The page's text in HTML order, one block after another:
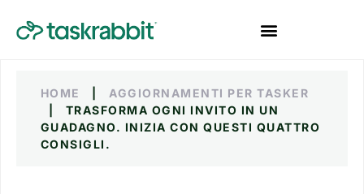
HOME
AGGIORNAMENTI PER TASKER
TRASFORMA OGNI INVITO IN UN
GUADAGNO. INIZIA CON QUESTI QUATTRO
CONSIGLI.